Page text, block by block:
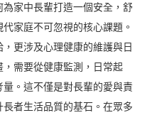
家中長輩打造一個安全，舒
家庭不可忽視的核心課題。
更涉及心理健康的維護與日
需要從健康監測，日常起
。這不僅是對長輩的愛與責
者生活品質的基石。在眾多